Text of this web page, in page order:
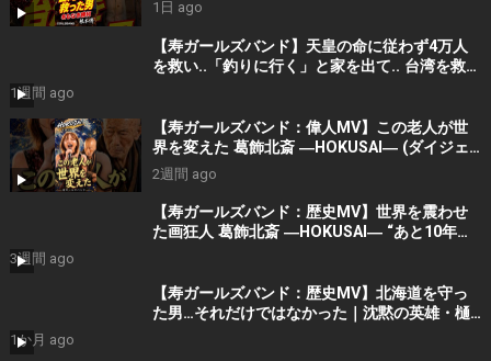
1日 ago
【寿ガールズバンド】天皇の命に従わず4万人
を救い..「釣りに行く」と家を出て.. 台湾を救っ
1週間 ago
【寿ガールズバンド：偉人MV】この老人が世
界を変えた 葛飾北斎 ―HOKUSAI― (ダイジェ
スト）By 寿STUDIO
2週間 ago
【寿ガールズバンド：歴史MV】世界を震わせ
た画狂人 葛飾北斎 ―HOKUSAI― “あと10年く
3週間 ago
【寿ガールズバンド：歴史MV】北海道を守っ
た男…それだけではなかった｜沈黙の英雄・樋
1か月 ago